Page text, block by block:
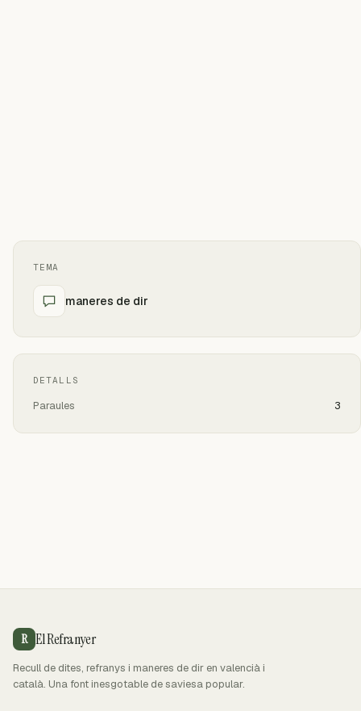
TEMA
maneres de dir
DETALLS
Paraules 3
R El Refranyer
Recull de dites, refranys i maneres de dir en valencià i
català. Una font inesgotable de saviesa popular.